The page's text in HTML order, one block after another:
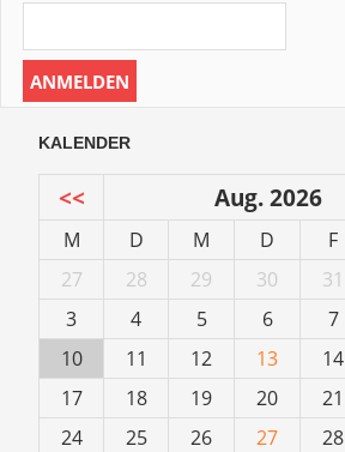
KALENDER
<< Aug. 2026
M D M D F
27
28 29 30 31
3
4 5 6 7
10
11 12 13 14
17
18 19 20 21
24
25 26 27 28